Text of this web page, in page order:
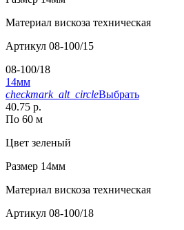
Материал вискоза техническая
Артикул 08-100/15
08-100/18
14мм
checkmark_alt_circleВыбрать
40.75 р.
По 60 м
Цвет зеленый
Размер 14мм
Материал вискоза техническая
Артикул 08-100/18